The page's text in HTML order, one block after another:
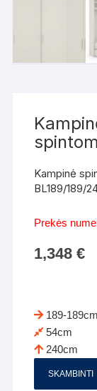
Kampinė
BL189/189/
Prekės
1,348€
189-189cm
54cm
240cm
SKAMBINTI